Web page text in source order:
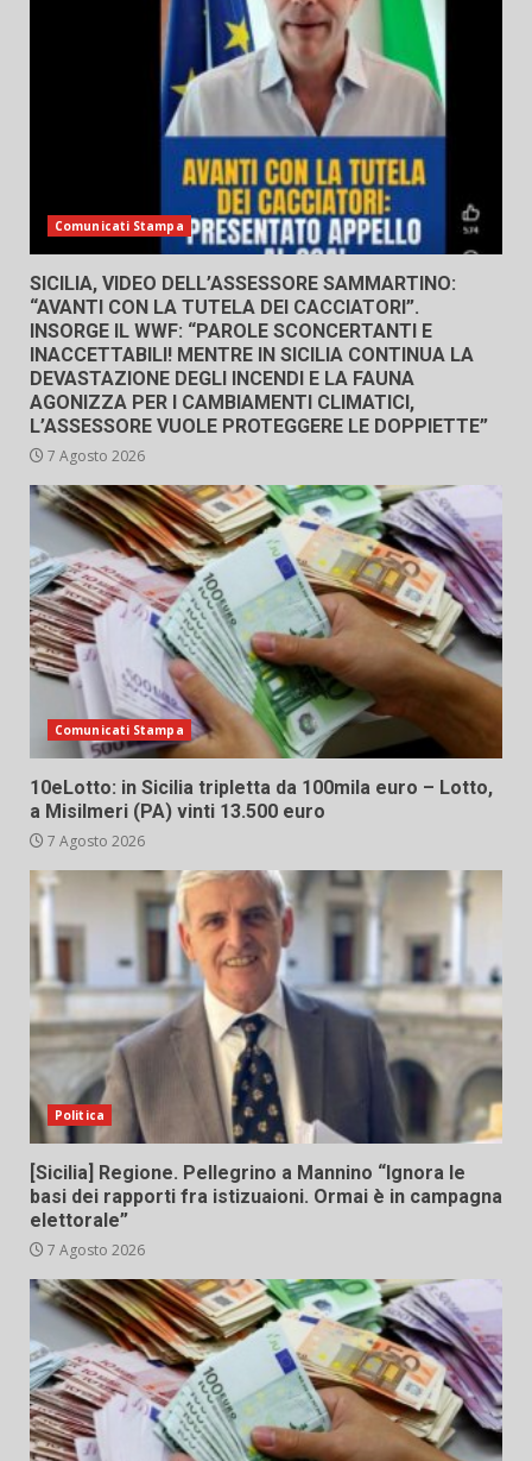
Comunicati Stampa
SICILIA, VIDEO DELL’ASSESSORE SAMMARTINO:
“AVANTI CON LA TUTELA DEI CACCIATORI”.
INSORGE IL WWF: “PAROLE SCONCERTANTI E
INACCETTABILI! MENTRE IN SICILIA CONTINUA LA
DEVASTAZIONE DEGLI INCENDI E LA FAUNA
AGONIZZA PER I CAMBIAMENTI CLIMATICI,
L’ASSESSORE VUOLE PROTEGGERE LE DOPPIETTE”
7 Agosto 2026
Comunicati Stampa
10eLotto: in Sicilia tripletta da 100mila euro – Lotto,
a Misilmeri (PA) vinti 13.500 euro
7 Agosto 2026
Politica
[Sicilia] Regione. Pellegrino a Mannino “Ignora le
basi dei rapporti fra istizuaioni. Ormai è in campagna
elettorale”
7 Agosto 2026